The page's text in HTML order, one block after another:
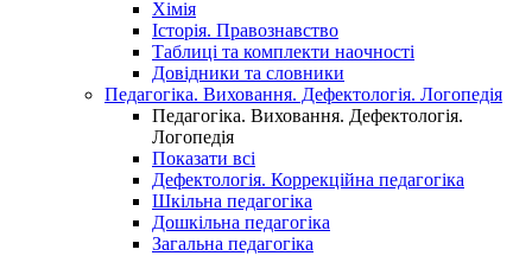
Хімія
Історія. Правознавство
Таблиці та комплекти наочності
Довідники та словники
Педагогіка. Виховання. Дефектологія. Логопедія
Педагогіка. Виховання. Дефектологія.
Логопедія
Показати всі
Дефектологія. Коррекційна педагогіка
Шкільна педагогіка
Дошкільна педагогіка
Загальна педагогіка